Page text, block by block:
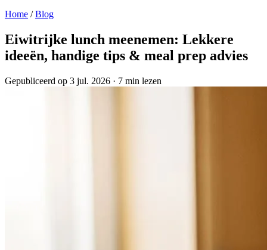
Home / Blog
Eiwitrijke lunch meenemen: Lekkere
ideeën, handige tips & meal prep advies
Gepubliceerd op 3 jul. 2026 · 7 min lezen